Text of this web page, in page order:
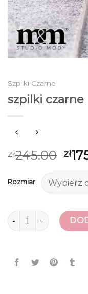
Szpilki Czarne
szpilki czarne
zł245.00 zł
Rozmiar
ilość szpilki czarne